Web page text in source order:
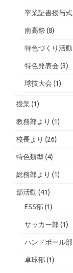
卒業証書授与式
南高祭 (8)
特色づくり活動
特色発表会 (3)
球技大会 (1)
授業(1)
教務部より (1)
校長より (26)
特色類型 (4)
総務部より (1)
部活動 (41)
ESS部 (1)
サッカー部 (1)
ハンドボール部
卓球部 (1)